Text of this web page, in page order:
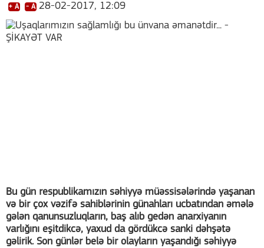
+ A - A 28-02-2017, 12:09
Bu gün respublikamızın səhiyyə müəssisələrində yaşanan
və bir çox vəzifə sahiblərinin günahları ucbatından əmələ
gələn qanunsuzluqların, baş alıb gedən anarxiyanın
varlığını eşitdikcə, yaxud da gördükcə sanki dəhşətə
gəlirik. Son günlər belə bir olayların yaşandığı səhiyyə